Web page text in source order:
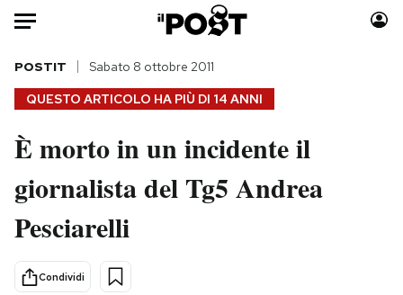
Auto
HOME
Italia
Politica
Tecnologia
Scienza
Moda
Consumismi
QUESTO ARTICOLO HA PIÙ DI 14 ANNI
POSTIT Sabato 8 ottobre 2011
È morto in un incidente il
giornalista del Tg5 Andrea
Pesciarelli
Condividi